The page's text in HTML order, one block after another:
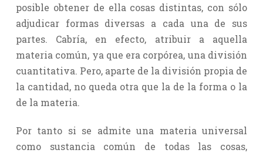
posible obtener de ella cosas distintas, con sólo
adjudicar formas diversas a cada una de sus
partes. Cabría, en efecto, atribuir a aquella
materia común, ya que era corpórea, una división
cuantitativa. Pero, aparte de la división propia de
la cantidad, no queda otra que la de la forma o la
de la materia.
Por tanto si se admite una materia universal
como sustancia común de todas las cosas,